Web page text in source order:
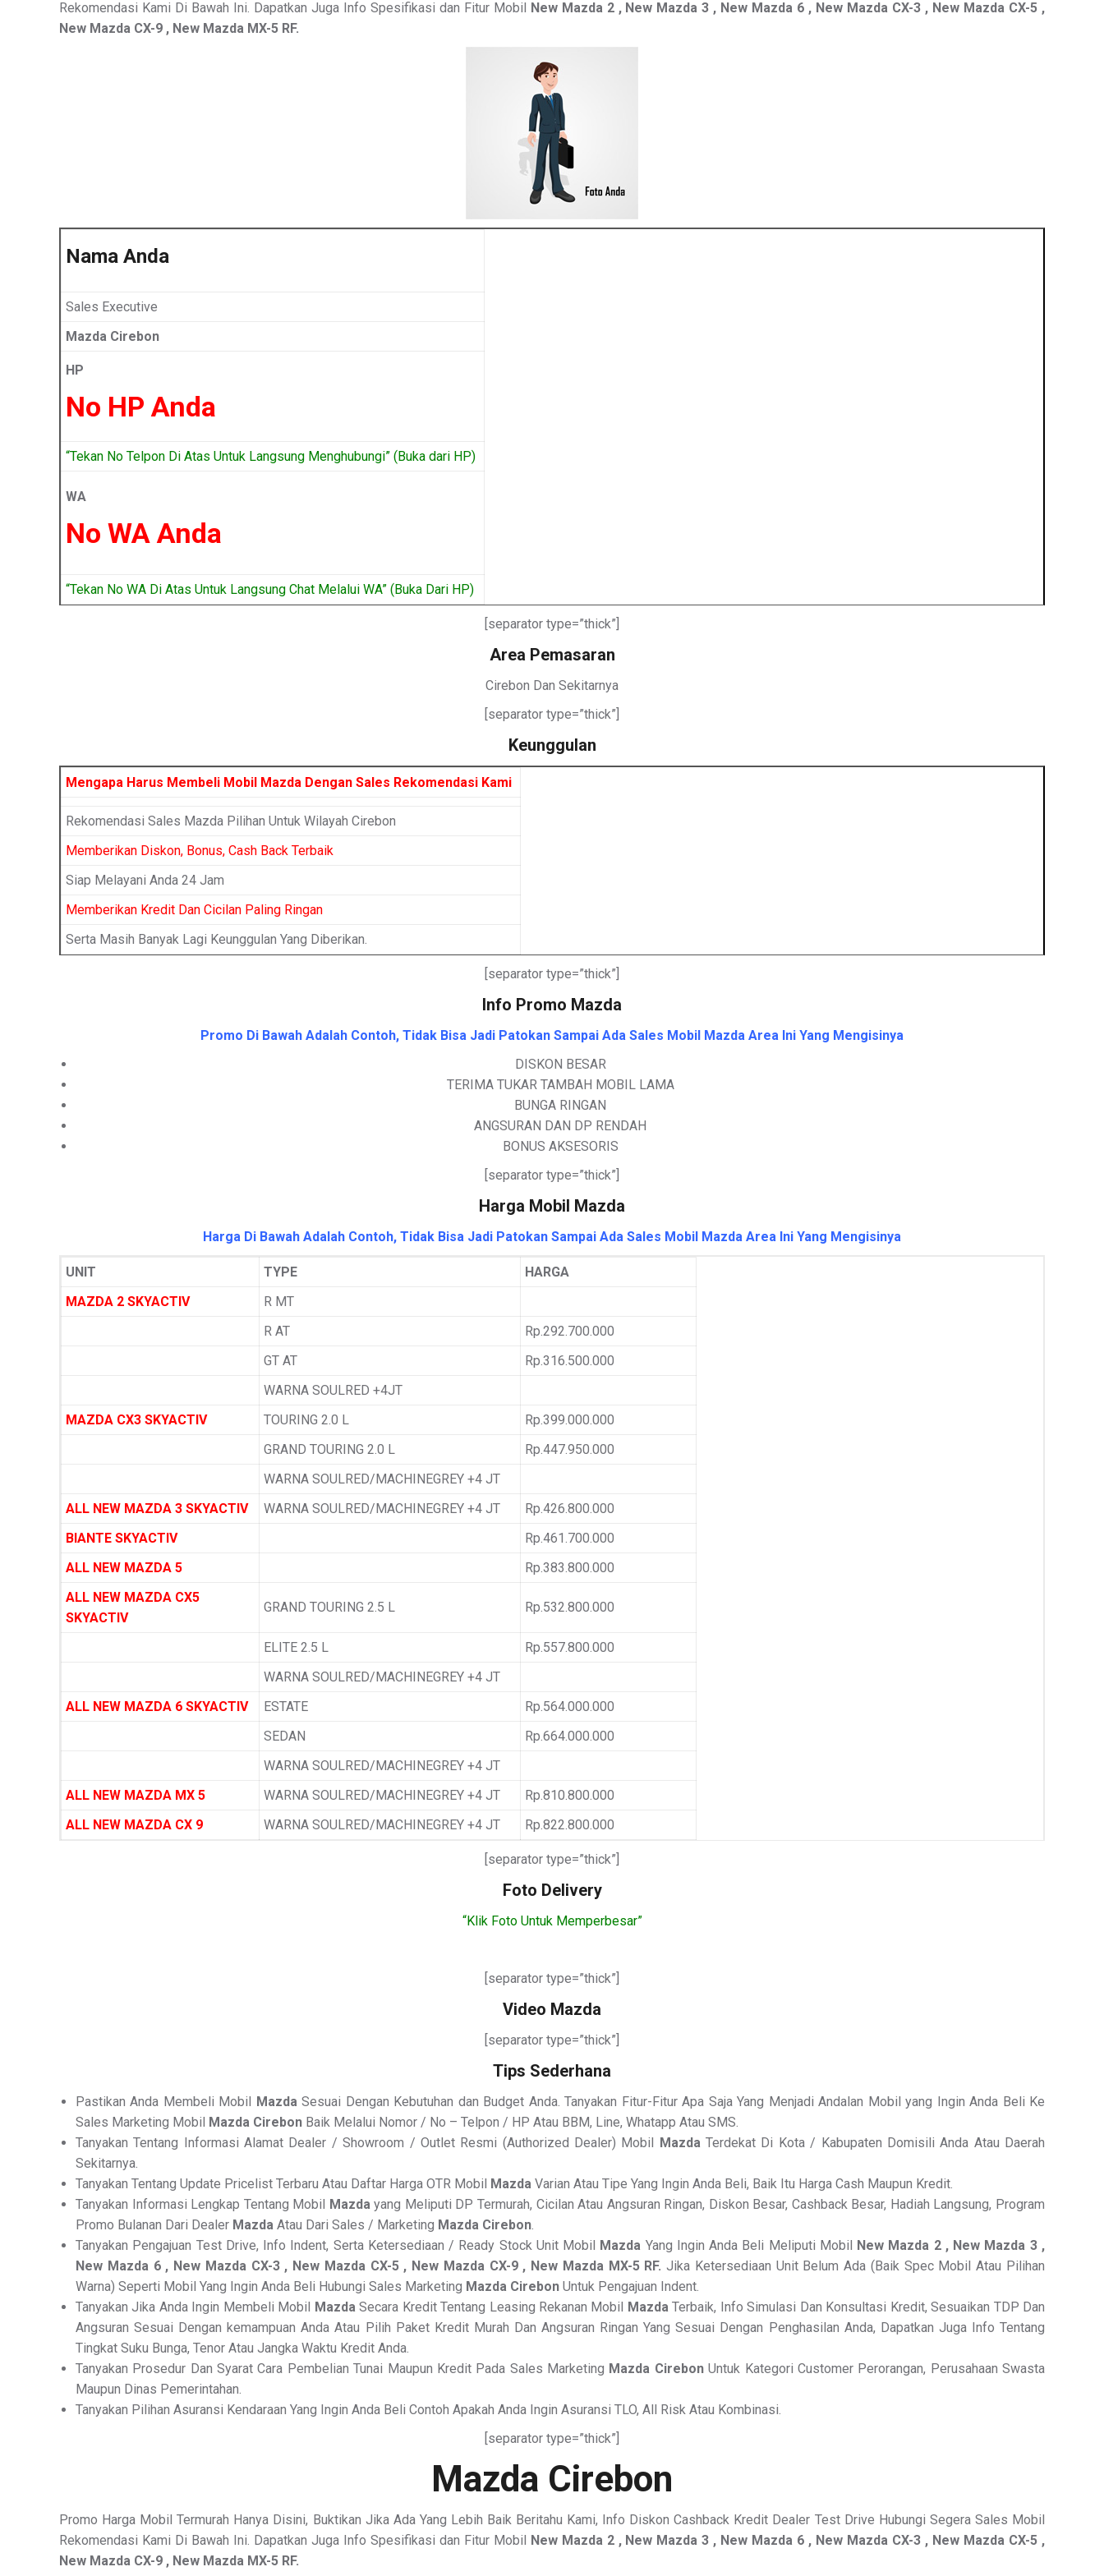
Rekomendasi Kami Di Bawah Ini. Dapatkan Juga Info Spesifikasi dan Fitur Mobil New Mazda 2 , New Mazda 3 , New Mazda 6 , New Mazda CX-3 , New Mazda CX-5 ,
New Mazda CX-9 , New Mazda MX-5 RF.
Nama Anda
Sales Executive
Mazda Cirebon
HP
No HP Anda
“Tekan No Telpon Di Atas Untuk Langsung Menghubungi” (Buka dari HP)
WA
No WA Anda
“Tekan No WA Di Atas Untuk Langsung Chat Melalui WA” (Buka Dari HP)
[separator type=”thick”]
Area Pemasaran
Cirebon Dan Sekitarnya
[separator type=”thick”]
Keunggulan
Mengapa Harus Membeli Mobil Mazda Dengan Sales Rekomendasi Kami
Rekomendasi Sales Mazda Pilihan Untuk Wilayah Cirebon
Memberikan Diskon, Bonus, Cash Back Terbaik
Siap Melayani Anda 24 Jam
Memberikan Kredit Dan Cicilan Paling Ringan
Serta Masih Banyak Lagi Keunggulan Yang Diberikan.
[separator type=”thick”]
Info Promo Mazda
Promo Di Bawah Adalah Contoh, Tidak Bisa Jadi Patokan Sampai Ada Sales Mobil Mazda Area Ini Yang Mengisinya
DISKON BESAR
TERIMA TUKAR TAMBAH MOBIL LAMA
BUNGA RINGAN
ANGSURAN DAN DP RENDAH
BONUS AKSESORIS
[separator type=”thick”]
Harga Mobil Mazda
Harga Di Bawah Adalah Contoh, Tidak Bisa Jadi Patokan Sampai Ada Sales Mobil Mazda Area Ini Yang Mengisinya
UNIT TYPE
HARGA
MAZDA 2 SKYACTIV
R MT
R AT
Rp.292.700.000
GT AT
Rp.316.500.000
WARNA SOULRED +4JT
MAZDA CX3 SKYACTIV
TOURING 2.0 L
Rp.399.000.000
GRAND TOURING 2.0 L
Rp.447.950.000
WARNA SOULRED/MACHINEGREY +4 JT
ALL NEW MAZDA 3 SKYACTIV
WARNA SOULRED/MACHINEGREY +4 JT
Rp.426.800.000
BIANTE SKYACTIV
Rp.461.700.000
ALL NEW MAZDA 5
Rp.383.800.000
ALL NEW MAZDA CX5
SKYACTIV
GRAND TOURING 2.5 L Rp.532.800.000
ELITE 2.5 L
Rp.557.800.000
WARNA SOULRED/MACHINEGREY +4 JT
ALL NEW MAZDA 6 SKYACTIV
ESTATE
Rp.564.000.000
SEDAN
Rp.664.000.000
WARNA SOULRED/MACHINEGREY +4 JT
ALL NEW MAZDA MX 5
WARNA SOULRED/MACHINEGREY +4 JT
Rp.810.800.000
ALL NEW MAZDA CX 9
WARNA SOULRED/MACHINEGREY +4 JT Rp.822.800.000
[separator type=”thick”]
Foto Delivery
“Klik Foto Untuk Memperbesar”
[separator type=”thick”]
Video Mazda
[separator type=”thick”]
Tips Sederhana
Pastikan Anda Membeli Mobil MazdaSesuai Dengan Kebutuhan dan Budget Anda. Tanyakan Fitur-Fitur Apa Saja Yang Menjadi Andalan Mobil yang Ingin Anda Beli Ke
Sales Marketing Mobil Mazda Cirebon Baik Melalui Nomor / No – Telpon / HP Atau BBM, Line, Whatapp Atau SMS.
Tanyakan Tentang Informasi Alamat Dealer / Showroom / Outlet Resmi (Authorized Dealer) Mobil MazdaTerdekat Di Kota / Kabupaten Domisili Anda Atau Daerah
Sekitarnya.
Tanyakan Tentang Update Pricelist Terbaru Atau Daftar Harga OTR Mobil Mazda Varian Atau Tipe Yang Ingin Anda Beli, Baik Itu Harga Cash Maupun Kredit.
Tanyakan Informasi Lengkap Tentang Mobil Mazdayang Meliputi DP Termurah, Cicilan Atau Angsuran Ringan, Diskon Besar, Cashback Besar, Hadiah Langsung, Program
Promo Bulanan Dari Dealer Mazda Atau Dari Sales / Marketing Mazda Cirebon.
Tanyakan Pengajuan Test Drive, Info Indent, Serta Ketersediaan / Ready Stock Unit Mobil Mazda Yang Ingin Anda Beli Meliputi Mobil New Mazda 2 , New Mazda 3 ,
New Mazda 6 , New Mazda CX-3 , New Mazda CX-5 , New Mazda CX-9 , New Mazda MX-5 RF. Jika Ketersediaan Unit Belum Ada (Baik Spec Mobil Atau Pilihan
Warna) Seperti Mobil Yang Ingin Anda Beli Hubungi Sales Marketing Mazda Cirebon Untuk Pengajuan Indent.
Tanyakan Jika Anda Ingin Membeli Mobil MazdaSecara Kredit Tentang Leasing Rekanan Mobil MazdaTerbaik, Info Simulasi Dan Konsultasi Kredit, Sesuaikan TDP Dan
Angsuran Sesuai Dengan kemampuan Anda Atau Pilih Paket Kredit Murah Dan Angsuran Ringan Yang Sesuai Dengan Penghasilan Anda, Dapatkan Juga Info Tentang
Tingkat Suku Bunga, Tenor Atau Jangka Waktu Kredit Anda.
Tanyakan Prosedur Dan Syarat Cara Pembelian Tunai Maupun Kredit Pada Sales Marketing Mazda CirebonUntuk Kategori Customer Perorangan, Perusahaan Swasta
Maupun Dinas Pemerintahan.
Tanyakan Pilihan Asuransi Kendaraan Yang Ingin Anda Beli Contoh Apakah Anda Ingin Asuransi TLO, All Risk Atau Kombinasi.
[separator type=”thick”]
Mazda Cirebon
Promo Harga Mobil Termurah Hanya Disini, Buktikan Jika Ada Yang Lebih Baik Beritahu Kami, Info Diskon Cashback Kredit Dealer Test Drive Hubungi Segera Sales Mobil
Rekomendasi Kami Di Bawah Ini. Dapatkan Juga Info Spesifikasi dan Fitur Mobil New Mazda 2 , New Mazda 3 , New Mazda 6 , New Mazda CX-3 , New Mazda CX-5 ,
New Mazda CX-9 , New Mazda MX-5 RF.